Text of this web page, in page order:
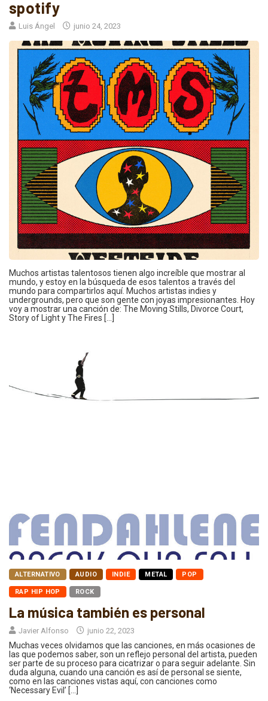
spotify
Luis Ángel junio 24, 2023
Muchos artistas talentosos tienen algo increíble que mostrar al
mundo, y estoy en la búsqueda de esos talentos a través del
mundo para compartirlos aquí. Muchos artistas indies y
undergrounds, pero que son gente con joyas impresionantes. Hoy
voy a mostrar una canción de: The Moving Stills, Divorce Court,
Story of Light y The Fires […]
ALTERNATIVO AUDIO INDIE METAL POP
RAP HIP HOP ROCK
La música también es personal
Javier Alfonso junio 22, 2023
Muchas veces olvidamos que las canciones, en más ocasiones de
las que podemos saber, son un reflejo personal del artista, pueden
ser parte de su proceso para cicatrizar o para seguir adelante. Sin
duda alguna, cuando una canción es así de personal se siente,
como en las canciones vistas aquí, con canciones como
‘Necessary Evil’ […]